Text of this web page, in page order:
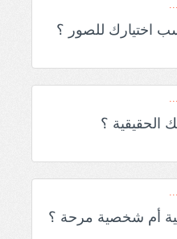
اختيارك للصور ؟
؟
أم شخصية مرحة ؟